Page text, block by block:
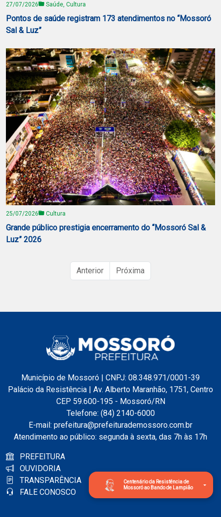
Centenário da Resistência de
Mossoró ao Bando de Lampião
27/07/2026 Saúde, Cultura
Pontos de saúde registram 173 atendimentos no “Mossoró
Sal & Luz”
25/07/2026 Cultura
Grande público prestigia encerramento do “Mossoró Sal &
Luz” 2026
Anterior Próxima
Município de Mossoró | CNPJ: 08.348.971/0001-39
Palácio da Resistência | Av. Alberto Maranhão, 1751, Centro
CEP 59.600-195 - Mossoró/RN
Telefone: (84) 2140-6000
E-mail: prefeitura@prefeiturademossoro.com.br
Atendimento ao público: segunda à sexta, das 7h às 17h
PREFEITURA
OUVIDORIA
TRANSPARÊNCIA
FALE CONOSCO